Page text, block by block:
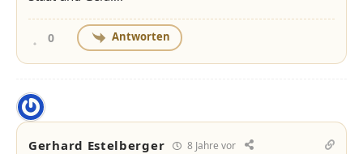
0 Antworten
Gerhard Estelberger 8 Jahre vor